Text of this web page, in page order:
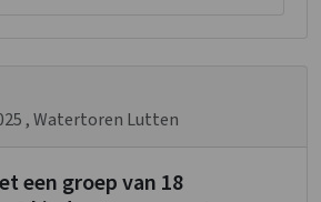
, Watertoren Lutten
een groep van 18